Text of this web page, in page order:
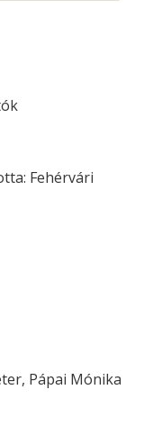
Fehérvári
Pápai Mónika